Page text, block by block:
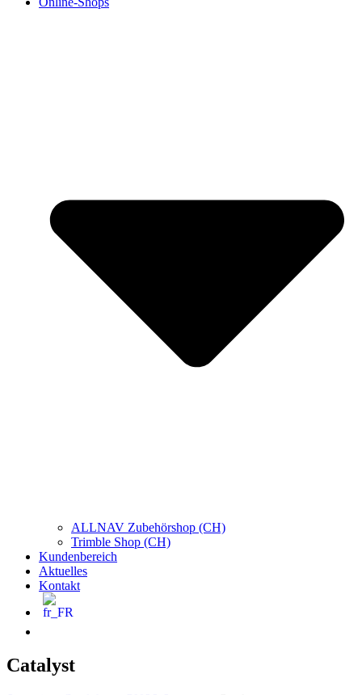
ALLNAV Zubehörshop (CH)
Trimble Shop (CH)
Kundenbereich
Aktuelles
Kontakt
Catalyst